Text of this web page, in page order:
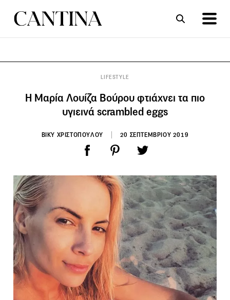
LIFESTYLE
Η Μαρία Λουίζα Βούρου φτιάχνει τα πιο
υγιεινά scrambled eggs
ΒΙΚΥ ΧΡΙΣΤΟΠΟΥΛΟΥ 20 ΣΕΠΤΕΜΒΡΙΟΥ 2019